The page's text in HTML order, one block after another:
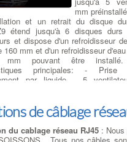
- Virus et
qu'un virus
virus
sans
provoquant
et nuisibles. Communément
logiciel malveillant. à
entreprises par
des cas, notre équipe
système d'exploitation de
mm
et un retrait du disque
étend jusqu'à 6 disques
et dispose d'un refroidisseur
160 mm et d'un refroidisseur
pouvant être installé.
principales: -
par liquide - 5
2 ports USB 3.0 - Installez une
jusqu'à 420 mm.Source :
de câblage
du cablage réseau RJ45 :